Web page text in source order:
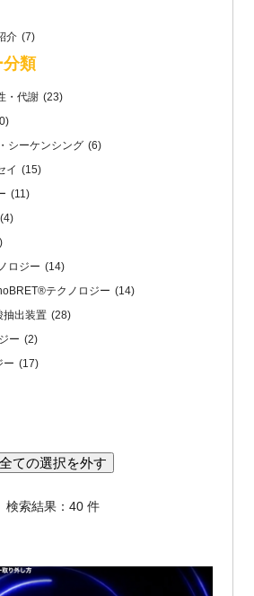
介 (7)
類
・代謝 (23)
シーケンシング (6)
イ (15)
(11)
(4)
ロジー (14)
テクノロジー (14)
抽出装置 (28)
ー (2)
ー (17)
全ての選択を外す
検索結果：40 件